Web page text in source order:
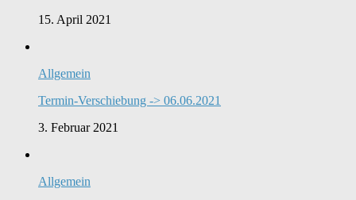
15. April 2021
Allgemein
Termin-Verschiebung -> 06.06.2021
3. Februar 2021
Allgemein